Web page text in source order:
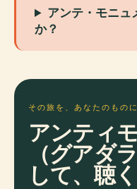
アンテ・モニュ
か？
その旅を、あなたのものに
アンティ
（グアダ
して、聴